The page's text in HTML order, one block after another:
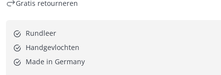
Gratis retourneren
Rundleer
Handgevlochten
Made in Germany